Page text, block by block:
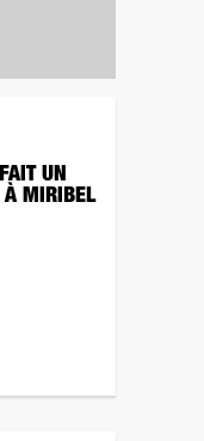
UN
À MIRIBEL